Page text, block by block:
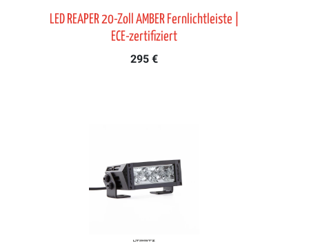
LED REAPER 20-Zoll AMBER Fernlichtleiste |
ECE-zertifiziert
295 €